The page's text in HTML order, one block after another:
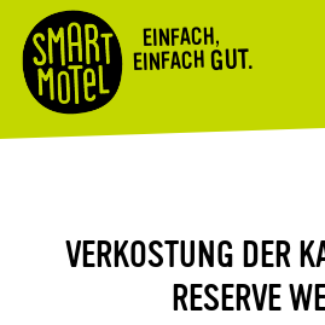
EINFACH,
EINFACH GUT.
VERKOSTUNG DER
RESERVE